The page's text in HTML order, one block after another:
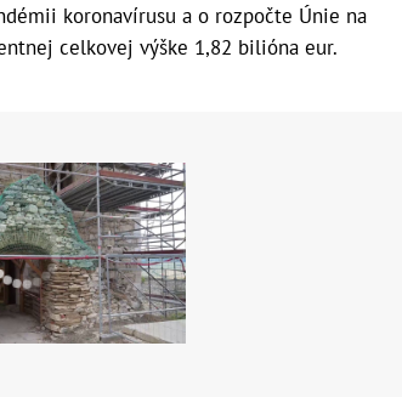
koronavírusu a o rozpočte Únie na
celkovej výške 1,82 bilióna eur.